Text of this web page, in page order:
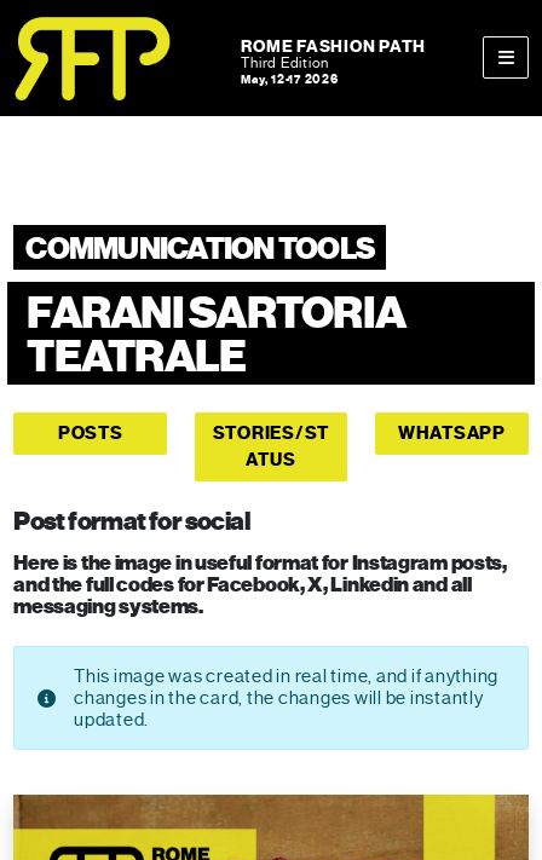
Skip to content
Skip to footer
ROME FASHION PATH
Third Edition
May, 12-17 2026
COMMUNICATION TOOLS
FARANI SARTORIA
TEATRALE
POSTS
STORIES/ST
ATUS
WHATSAPP
Post format for social
Here is the image in useful format for Instagram posts,
and the full codes for Facebook, X, Linkedin and all
messaging systems.
This image was created in real time, and if anything
changes in the card, the changes will be instantly
updated.